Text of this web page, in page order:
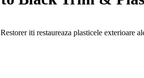
iti restaureaza plasticele exterioare